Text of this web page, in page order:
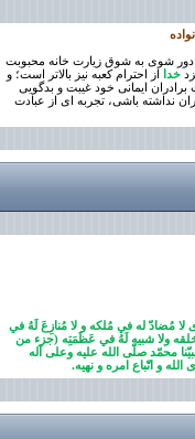
دور شوی به شوق زیارت خانه محبوبت
خدا
از احترام کعبه نیز بالاتر است؛ و
ایمانی خود غیبت و بدگویی
نداشته باشی، تجربه ای از عبادت
لا مُضادّ له في مُلكه و لا مُنازِعَ لَهُ في
ولا شبيه لَهُ في عَظَمَتِه (جزء من
محمّد صلّی الله عليه وعلی آله
و اتّباع امره و نهيه.